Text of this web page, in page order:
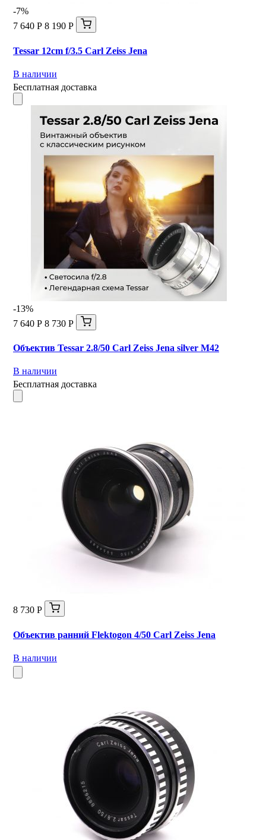
-7%
7 640 Р 8 190 Р
Tessar 12cm f/3.5 Carl Zeiss Jena
В наличии
Бесплатная доставка
-13%
7 640 Р 8 730 Р
Объектив Tessar 2.8/50 Carl Zeiss Jena silver М42
В наличии
Бесплатная доставка
8 730 Р
Объектив ранний Flektogon 4/50 Carl Zeiss Jena
В наличии